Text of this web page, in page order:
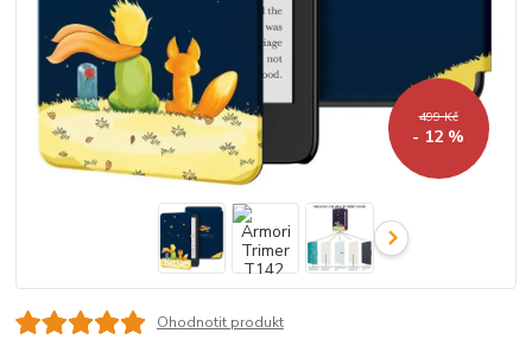
499 Kč
- 12 %
Ohodnotit produkt